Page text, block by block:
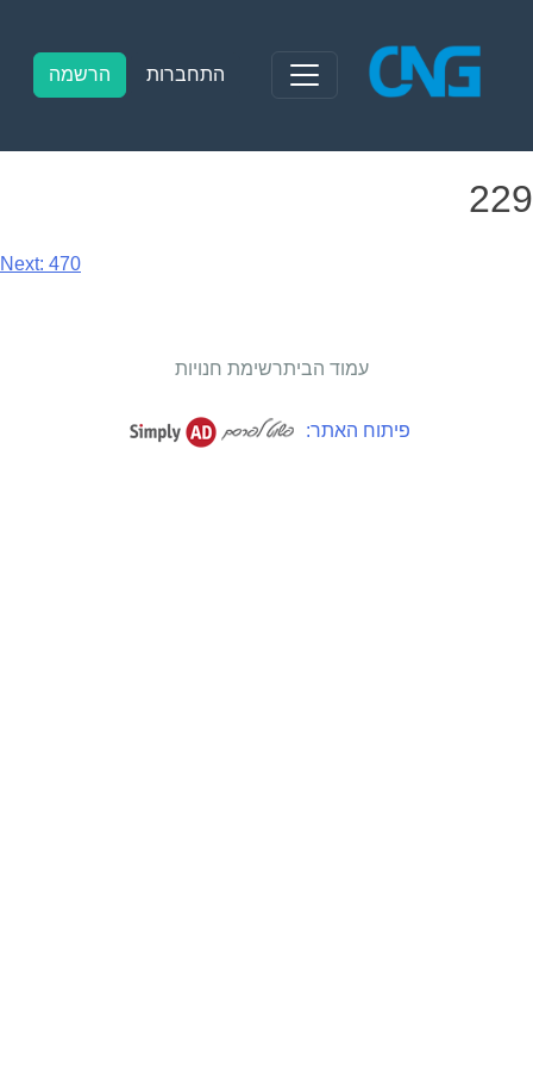
content
התחברות הרשמה
229
Next: 470
עמוד הביתרשימת חנויות
פיתוח האתר: